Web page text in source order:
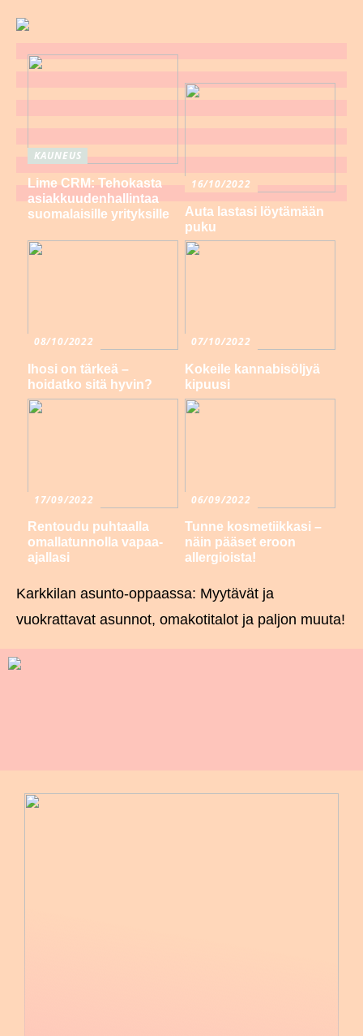
KAUNEUS
Lime CRM: Tehokasta
asiakkuudenhallintaa
suomalaisille yrityksille
16/10/2022
Auta lastasi löytämään
puku
08/10/2022
Ihosi on tärkeä –
hoidatko sitä hyvin?
07/10/2022
Kokeile kannabisöljyä
kipuusi
17/09/2022
Rentoudu puhtaalla
omallatunnolla vapaa-
ajallasi
06/09/2022
Tunne kosmetiikkasi –
näin pääset eroon
allergioista!
Karkkilan asunto-oppaassa: Myytävät ja
vuokrattavat asunnot, omakotitalot ja paljon muuta!